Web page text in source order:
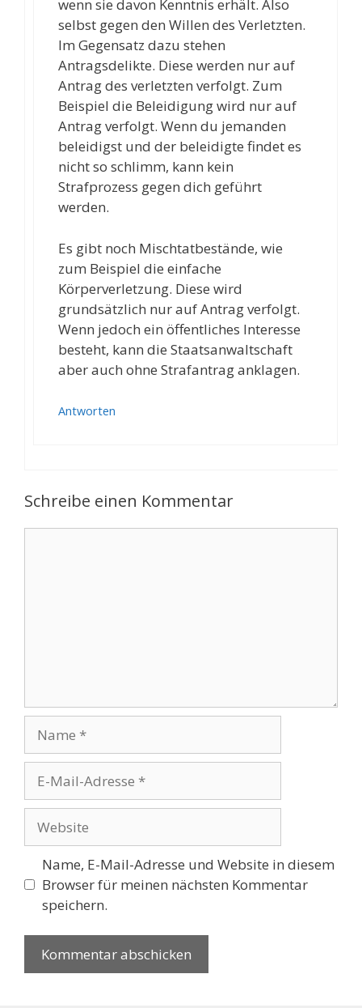
wenn sie davon Kenntnis erhält. Also
selbst gegen den Willen des Verletzten.
Im Gegensatz dazu stehen
Antragsdelikte. Diese werden nur auf
Antrag des verletzten verfolgt. Zum
Beispiel die Beleidigung wird nur auf
Antrag verfolgt. Wenn du jemanden
beleidigst und der beleidigte findet es
nicht so schlimm, kann kein
Strafprozess gegen dich geführt
werden.
Es gibt noch Mischtatbestände, wie
zum Beispiel die einfache
Körperverletzung. Diese wird
grundsätzlich nur auf Antrag verfolgt.
Wenn jedoch ein öffentliches Interesse
besteht, kann die Staatsanwaltschaft
aber auch ohne Strafantrag anklagen.
Antworten
Schreibe einen Kommentar
Mail-
Adresse
Name, E-Mail-Adresse und Website in diesem
Browser für meinen nächsten Kommentar
speichern.